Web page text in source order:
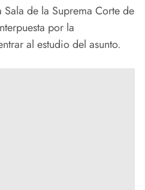
de la Suprema Corte de
por la
al estudio del asunto.